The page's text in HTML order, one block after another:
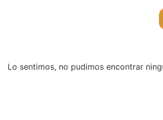
Lo sentimos, no pudimos encontrar